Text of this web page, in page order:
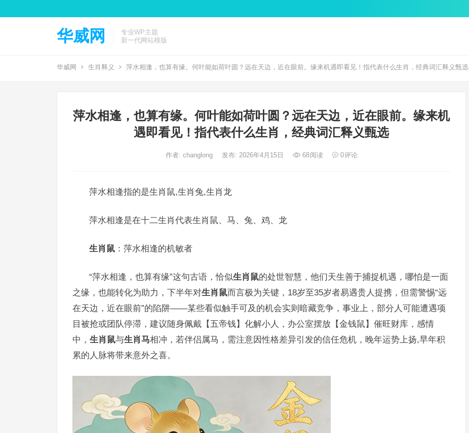
华威网
专业WP主题
新一代网站模版
华威网 生肖释义 萍水相逢，也算有缘。何叶能如荷叶圆？远在天边，近在眼前。缘来机遇即看见！指代表什么生肖，经典词汇释义甄选
萍水相逢，也算有缘。何叶能如荷叶圆？远在天边，近在眼前。缘来机
遇即看见！指代表什么生肖，经典词汇释义甄选
作者: changlong 发布: 2026年4月15日 68阅读 0评论
萍水相逢指的是生肖鼠,生肖兔,生肖龙
萍水相逢是在十二生肖代表生肖鼠、马、兔、鸡、龙
生肖鼠 ：萍水相逢的机敏者
“萍水相逢，也算有缘”这句古语，恰似生肖鼠的处世智慧，他们天生善于捕捉机遇，哪怕是一面
之缘，也能转化为助力，下半年对生肖鼠而言极为关键，18岁至35岁者易遇贵人提携，但需警惕“远
在天边，近在眼前”的陷阱——某些看似触手可及的机会实则暗藏竞争，事业上，部分人可能遭遇项
目被抢或团队停滞，建议随身佩戴【五帝钱】化解小人，办公室摆放【金钱鼠】催旺财库，感情
中， 生肖鼠与生肖马相冲，若伴侣属马，需注意因性格差异引发的信任危机，晚年运势上扬,早年积
累的人脉将带来意外之喜。